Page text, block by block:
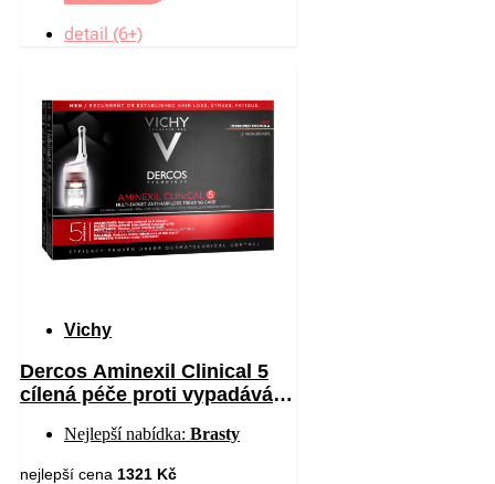
detail (6+)
Vichy
Dercos Aminexil Clinical 5
cílená péče proti vypadávání
Nejlepší nabídka: Brasty
nejlepší cena 1321 Kč